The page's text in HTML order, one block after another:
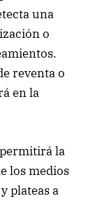
una
o
reventa o
en la
la
los medios
plateas a